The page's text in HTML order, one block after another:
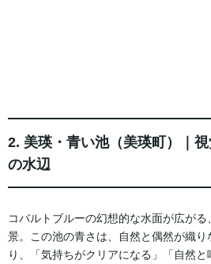
2. 美瑛・青い池（美瑛町）｜
の水辺
コバルトブルーの幻想的な水面が広が
景。この池の青さは、自然と偶然が織
り、「気持ちがクリアになる」「自然